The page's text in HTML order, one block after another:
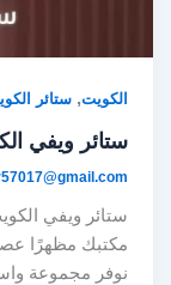
الكويت,ستائر الكويت
ستائر ويفي
ستائر ويفي الكويت
مكتبك مظهرًا
نوفر مجموعة